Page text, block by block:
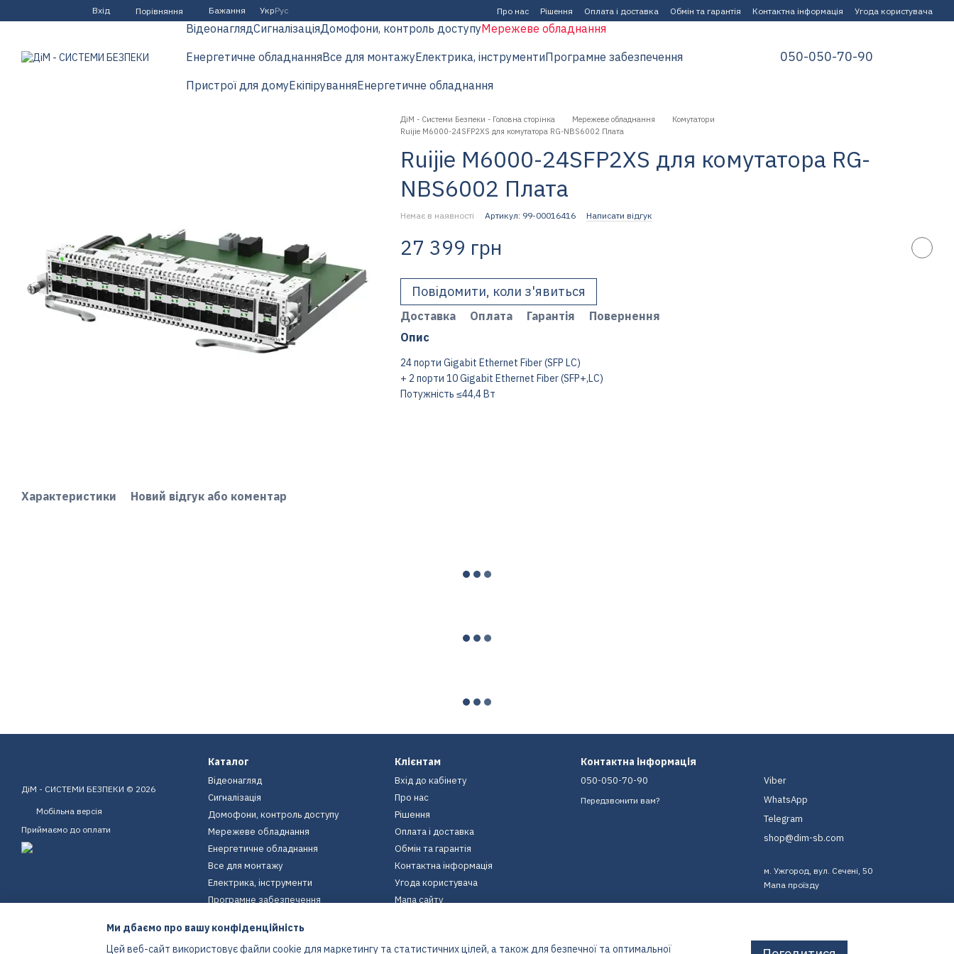
Перейти до основного контенту
Вхід Порівняння Бажання УкрРус Про нас Рішення Оплата і доставка Обмін та гарантія Контактна інформація Угода користувача
ВідеонаглядСигналізаціяДомофони, контроль доступуМережеве обладнання
Енергетичне обладнанняВсе для монтажуЕлектрика, інструментиПрограмне забезпечення
Пристрої для домуЕкіпіруванняЕнергетичне обладнання
050-050-70-90
Характеристики Новий відгук або коментар
ДіМ - Системи Безпеки - Головна сторінка Мережеве обладнання
Комутатори
Ruijie M6000-24SFP2XS для комутатора RG-NBS6002 Плата
Ruijie M6000-24SFP2XS для комутатора RG-
NBS6002 Плата
Немає в наявності Артикул: 99-00016416 Написати відгук
27 399 грн
Повідомити, коли з'явиться
Доставка Оплата Гарантія
Повернення
Опис
24 порти Gigabit Ethernet Fiber (SFP LC)
+ 2 порти 10 Gigabit Ethernet Fiber (SFP+,LC)
Потужність ≤44,4 Вт
ДіМ - СИСТЕМИ БЕЗПЕКИ © 2026
Мобільна версія
Приймаємо до оплати
Каталог
Відеонагляд
Сигналізація
Домофони, контроль доступу
Мережеве обладнання
Енергетичне обладнання
Все для монтажу
Електрика, інструменти
Програмне забезпечення
Екіпірування
Енергетичне обладнання
Клієнтам
Вхід до кабінету
Про нас
Рішення
Оплата і доставка
Обмін та гарантія
Контактна інформація
Угода користувача
Мапа сайту
Контактна інформація
050-050-70-90
Передзвонити вам?
Viber
WhatsApp
Telegram
shop@dim-sb.com
м. Ужгород, вул. Сечені, 50
Мапа проїзду
Ми дбаємо про вашу конфіденційність
Цей веб-сайт використовує файли cookie для маркетингу та статистичних цілей, а також для безпечної та оптимальної